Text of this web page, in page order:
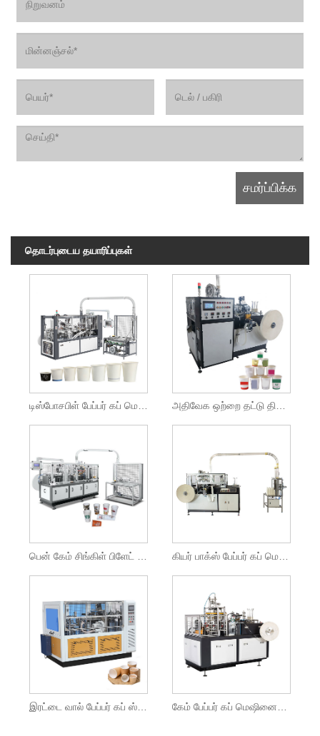
தொடர்புடைய தயாரிப்புகள்
டிஸ்போசபிள் பேப்பர் கப் மெஷின்
இரட்டை வால் பேப்பர் கப் ஸ்லீவ் மெஷின்